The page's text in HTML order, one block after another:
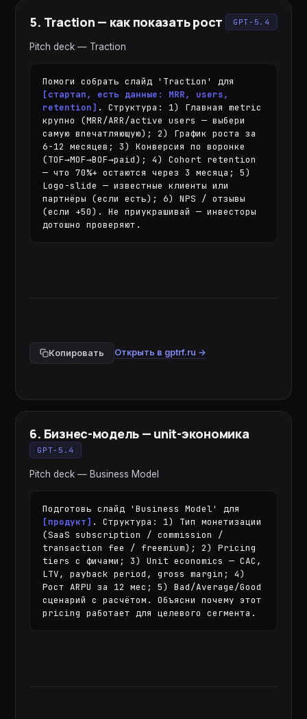
5. Traction — как показать рост GPT-5.4
Pitch deck — Traction
[стартап, есть данные: MRR, users,
retention] . Структура: 1) Главная metric
крупно (MRR/ARR/active users — выбери
самую впечатляющую); 2) График роста за
6-12 месяцев; 3) Конверсия по воронке
(TOF→MOF→BOF→paid); 4) Cohort retention
— что 70%+ остаются через 3 месяца; 5)
Logo-slide — известные клиенты или
партнёры (если есть); 6) NPS / отзывы
(если +50). Не приукрашивай — инвесторы
дотошно проверяют.
Копировать Открыть в gptrf.ru →
6. Бизнес-модель — unit-экономика
GPT-5.4
Pitch deck — Business Model
[продукт] . Структура: 1) Тип монетизации
(SaaS subscription / commission /
transaction fee / freemium); 2) Pricing
tiers с фичами; 3) Unit economics — CAC,
LTV, payback period, gross margin; 4)
Рост ARPU за 12 мес; 5) Bad/Average/Good
сценарий с расчётом. Объясни почему этот
pricing работает для целевого сегмента.